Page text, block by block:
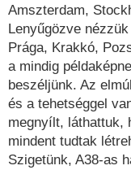
Amszterdam,
Lenyűgözve
Prága, Krakkó,
a mindig
beszéljünk. Az
és a tehetséggel
megnyílt, láthattuk,
mindent tudtak
Szigetünk, A38-as